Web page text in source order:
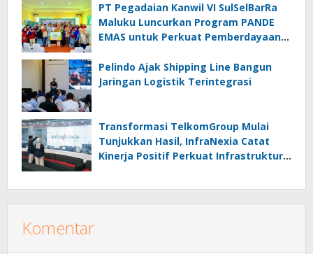
PT Pegadaian Kanwil VI SulSelBarRa
Maluku Luncurkan Program PANDE
EMAS untuk Perkuat Pemberdayaan
Pelindo Ajak Shipping Line Bangun
Jaringan Logistik Terintegrasi
Transformasi TelkomGroup Mulai
Tunjukkan Hasil, InfraNexia Catat
Kinerja Positif Perkuat Infrastruktur
Komentar